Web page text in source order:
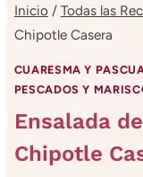
Inicio / Todas las
Chipotle Casera
CUARESMA Y
PESCADOS Y
Ensalada
Chipotle